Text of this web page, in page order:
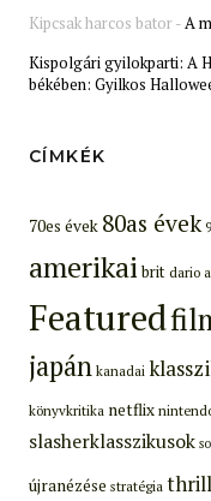
Kipcsak harcos bator-A
Kispolgári gyilokparti: A
békében: Gyilkos
CÍMKÉK
70es évek 80as évek
amerikaibrit dario
Featured
japán kanadai
könyvkritika netflix
slasherklasszikusok
újranézése stratégia